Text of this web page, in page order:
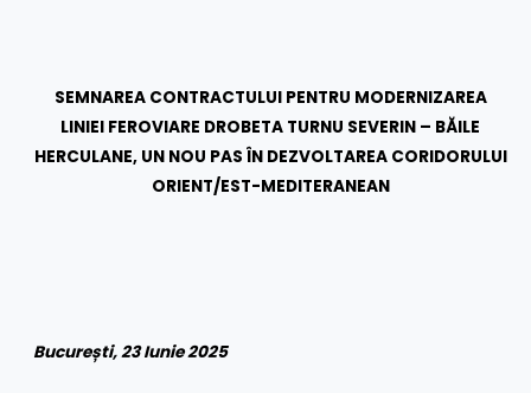
SEMNAREA CONTRACTULUI PENTRU MODERNIZAREA
LINIEI FEROVIARE DROBETA TURNU SEVERIN – BĂILE
HERCULANE, UN NOU PAS ÎN DEZVOLTAREA CORIDORULUI
ORIENT/EST-MEDITERANEAN
București, 23 Iunie 2025